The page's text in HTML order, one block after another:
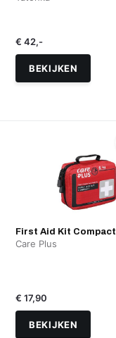
€ 42,-
BEKIJKEN
First Aid Kit Compact
Care Plus
€ 17,90
BEKIJKEN